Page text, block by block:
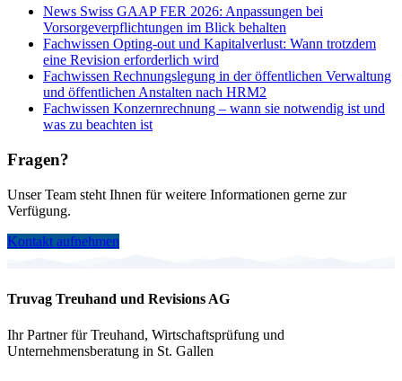
News Swiss GAAP FER 2026: Anpassungen bei
Vorsorgeverpflichtungen im Blick behalten
Fachwissen Opting-out und Kapitalverlust: Wann trotzdem
eine Revision erforderlich wird
Fachwissen Rechnungslegung in der öffentlichen Verwaltung
und öffentlichen Anstalten nach HRM2
Fachwissen Konzernrechnung – wann sie notwendig ist und
was zu beachten ist
Fragen?
Unser Team steht Ihnen für weitere Informationen gerne zur
Verfügung.
Kontakt aufnehmen
Truvag Treuhand und Revisions AG
Ihr Partner für Treuhand, Wirtschaftsprüfung und
Unternehmensberatung in St. Gallen